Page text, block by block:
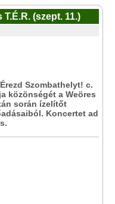
(szept. 11.)
Szombathelyt! c.
közönségét a Weöres
során ízelítőt
Koncertet ad